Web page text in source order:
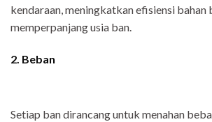
kendaraan, meningkatkan efisiensi bahan
memperpanjang usia ban.
2. Beban
Setiap ban dirancang untuk menahan